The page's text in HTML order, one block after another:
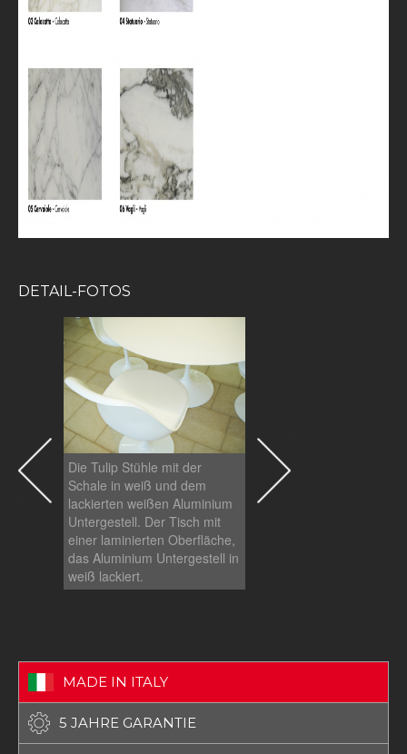
DETAIL-FOTOS
Die Tulip Stühle mit der
Schale in weiß und dem
lackierten weißen Aluminium
Untergestell. Der Tisch mit
einer laminierten Oberfläche,
das Aluminium Untergestell in
weiß lackiert.
Die Tulip Stühle mit der
Schale in weiß und dem
MADE IN ITALY
5 JAHRE GARANTIE